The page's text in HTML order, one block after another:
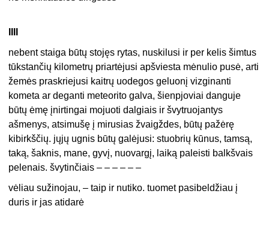
nebent staiga būtų stojęs rytas, nuskilusi ir per kelis šimtus
tūkstančių kilometrų priartėjusi apšviesta mėnulio pusė, arti
žemės praskriejusi kaitrų uodegos geluonį vizginanti
kometa ar deganti meteorito galva, šienpjoviai danguje
būtų ėmę įnirtingai mojuoti dalgiais ir švytruojantys
ašmenys, atsimušę į mirusias žvaigždes, būtų pažėrę
kibirkščių. jųjų ugnis būtų galėjusi: stuobrių kūnus, tamsą,
taką, šaknis, mane, gyvį, nuovargį, laiką paleisti balkšvais
pelenais. švytinčiais – – – – – –
vėliau sužinojau, – taip ir nutiko. tuomet pasibeldžiau į
duris ir jas atidarė